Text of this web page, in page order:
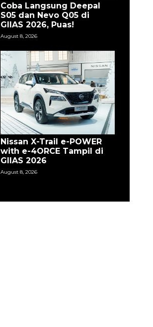
Coba Langsung Deepal
S05 dan Nevo Q05 di
GIIAS 2026, Puas!
August 8, 2026
Nissan X-Trail e-POWER
with e-4ORCE Tampil di
GIIAS 2026
August 8, 2026